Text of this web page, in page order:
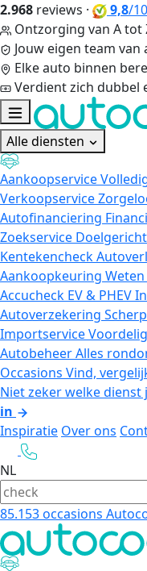
2.968 reviews · 9,8/10
Ontzorging van A tot
Jouw eigen team
Elke auto binnen
Verdient zich dubbel
Alle diensten
Aankoopservice
Verkoopservice
Autofinanciering
Zoekservice
Kentekencheck
Aankoopkeuring
Accucheck EV & PHEV
Autoverzekering
Importservice
AutobeheerAlles
Occasions Vind,
Niet zeker welke dienst
in
Inspiratie Over ons
NL
85.153occasions